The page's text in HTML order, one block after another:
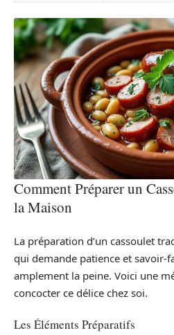
Comment Préparer un
la Maison
La préparation d’un cassoulet
qui demande patience et savoir-
amplement la peine. Voici une
concocter ce délice chez soi.
Les Éléments Préparatifs